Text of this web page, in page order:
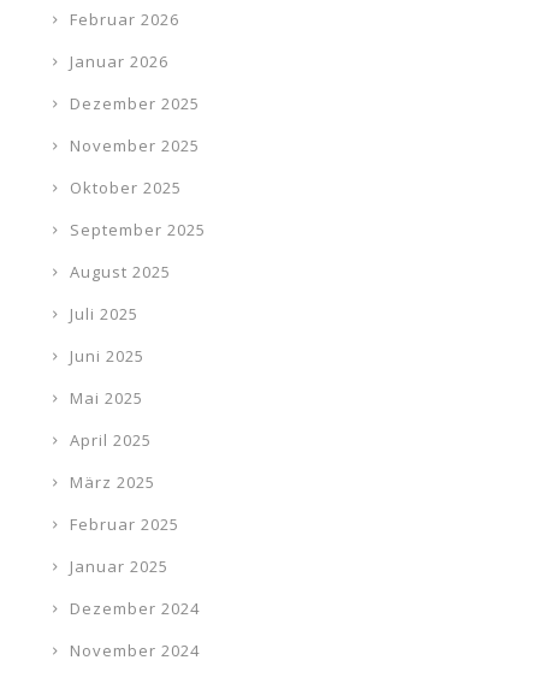
Februar 2026
Januar 2026
Dezember 2025
November 2025
Oktober 2025
September 2025
August 2025
Juli 2025
Juni 2025
Mai 2025
April 2025
März 2025
Februar 2025
Januar 2025
Dezember 2024
November 2024